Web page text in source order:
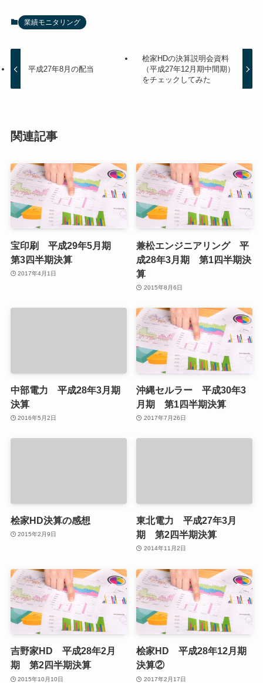
業績モニタリング
平成27年8月の配当
桧家HDの決算説明会資料
（平成27年12月期中間期）
をチェックしてみた
関連記事
宝印刷 平成29年5月期
第3四半期決算
2017年4月1日
兼松エンジニアリング 平
成28年3月期 第1四半期決
算
2015年8月6日
中部電力 平成28年3月期
決算
2016年5月2日
沖縄セルラー 平成30年3
月期 第1四半期決算
2017年7月26日
桧家HD決算の感想
2015年2月9日
東北電力 平成27年3月
期 第2四半期決算
2014年11月2日
吉野家HD 平成28年2月
期 第2四半期決算
2015年10月10日
桧家HD 平成28年12月期
決算②
2017年2月17日